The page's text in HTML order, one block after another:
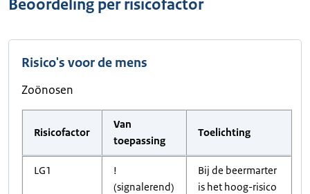
Beoordeling per risicofactor
Risico's voor de mens
Zoönosen
Risicofactor
Van
toepassing
Toelichting
LG1
!
(signalerend)
Bij de beermarter
is het hoog-risico